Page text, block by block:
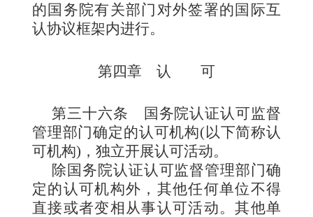
的国务院有关部门对外签署的国际互
认协议框架内进行。
第四章 认 可
第三十六条
国务院认证认可监督
管理部门确定的认可机构(以下简称认
可机构)，独立开展认可活动。
除国务院认证认可监督管理部门确
定的认可机构外，其他任何单位不得
直接或者变相从事认可活动。其他单